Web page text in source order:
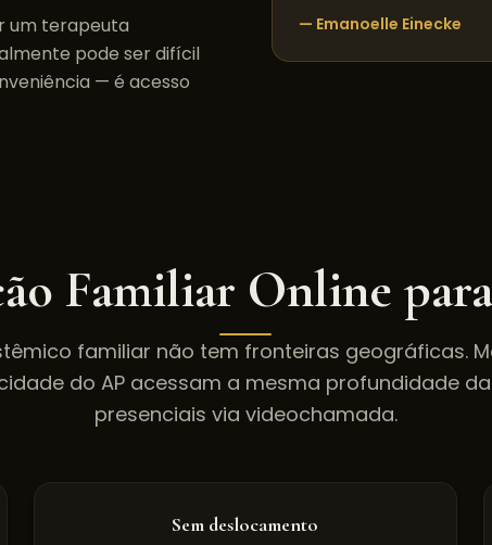
um terapeuta
pode ser difícil
— é acesso
— Emanoelle Einecke
Familiar Online
familiar não tem fronteiras geográficas.
do APacessam a mesma profundidade
presenciais via videochamada.
Sem deslocamento